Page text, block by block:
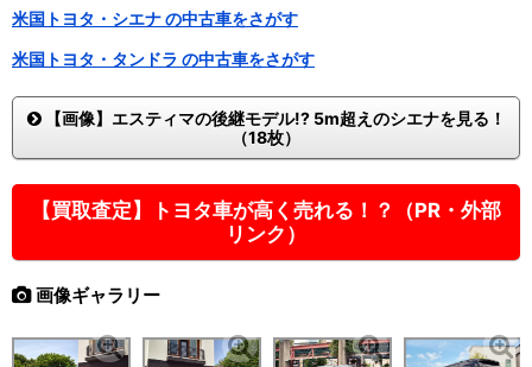
米国トヨタ・シエナ の中古車をさがす
米国トヨタ・タンドラ の中古車をさがす
【画像】エスティマの後継モデル!? 5m超えのシエナを見る！
（18枚）
【買取査定】トヨタ車が高く売れる！？（PR・外部
リンク）
画像ギャラリー